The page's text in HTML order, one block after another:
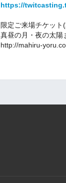
https://
限定ご来場チケット
真昼の月・夜の太陽
http://mahiru-